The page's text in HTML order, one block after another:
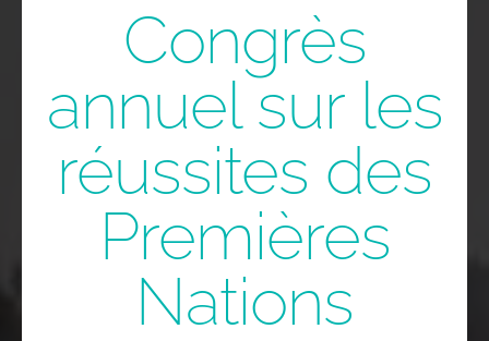
Congrès
annuel sur les
réussites des
Premières
Nations